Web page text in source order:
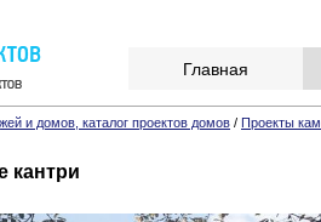
Главная
и домов, каталог проектов домов / Проекты
кантри